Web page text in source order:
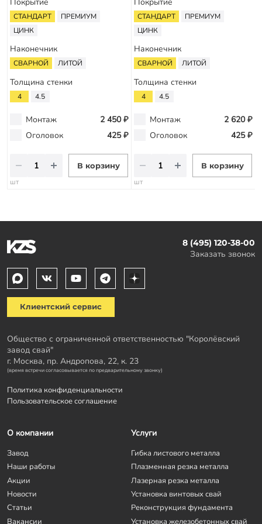
СТАНДАРТ
ПРЕМИУМ
ЦИНК
Наконечник
СВАРНОЙ ЛИТОЙ
Толщина стенки
4 4.5
Монтаж
2 450 ₽
Оголовок
425 ₽
В корзину
шт
СТАНДАРТ
ПРЕМИУМ
ЦИНК
Наконечник
СВАРНОЙ ЛИТОЙ
Толщина стенки
4 4.5
Монтаж
2 620 ₽
Оголовок
425 ₽
В корзину
шт
8 (495) 120-38-00
Заказать звонок
Клиентский сервис
Общество с ограниченной ответственностью "Королёвский
завод свай"
г. Москва, пр. Андропова, 22, к. 23
(время встречи согласовывается по предварительному звонку)
Политика конфиденциальности
Пользовательское соглашение
О компании
Завод
Наши работы
Акции
Новости
Статьи
Вакансии
Услуги
Гибка листового металла
Плазменная резка металла
Лазерная резка металла
Установка винтовых свай
Реконструкция фундамента
Установка железобетонных свай